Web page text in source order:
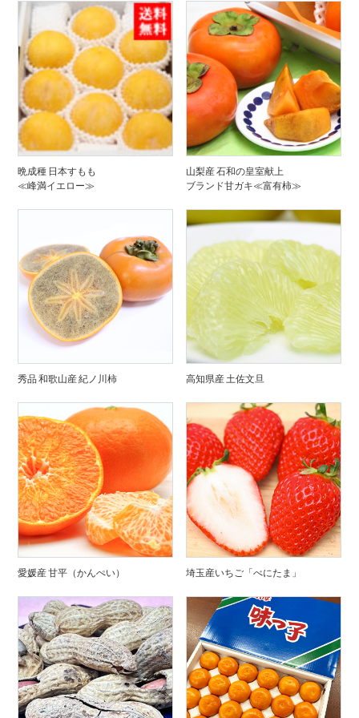
晩成種 日本すもも
≪峰満イエロー≫
山梨産 石和の皇室献上
ブランド甘ガキ≪富有柿≫
秀品 和歌山産 紀ノ川柿 高知県産 土佐文旦
愛媛産 甘平（かんぺい） 埼玉産いちご「べにたま」